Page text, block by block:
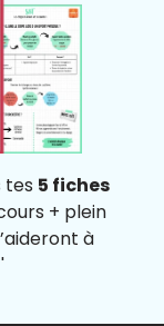
tes 5 fiches
+ plein
à